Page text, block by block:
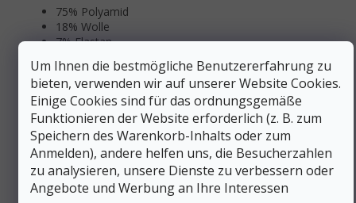
Um Ihnen die bestmögliche Benutzererfahrung zu
bieten, verwenden wir auf unserer Website Cookies.
Einige Cookies sind für das ordnungsgemäße
Funktionieren der Website erforderlich (z. B. zum
Speichern des Warenkorb-Inhalts oder zum
Anmelden), andere helfen uns, die Besucherzahlen
zu analysieren, unsere Dienste zu verbessern oder
Angebote und Werbung an Ihre Interessen
75% Polyamid
18% Wolle
7% Elastan
Zusätzliche Parameter
Kategorie:
Sporthosen für Damen
EAN:
Variante wählen
Aktivität:
Wandern
Geschlecht:
Frauen
Material: Elastan, Polyamid,Wolle
(Merino)